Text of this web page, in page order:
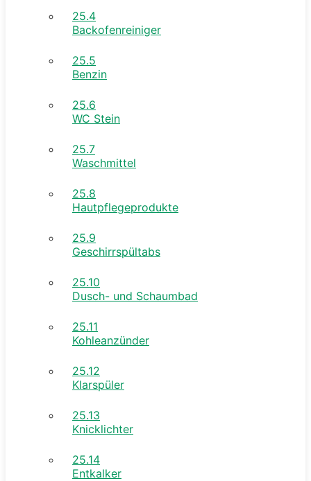
25.4
Backofenreiniger
25.5
Benzin
25.6
WC Stein
25.7
Waschmittel
25.8
Hautpflegeprodukte
25.9
Geschirrspültabs
25.10
Dusch- und Schaumbad
25.11
Kohleanzünder
25.12
Klarspüler
25.13
Knicklichter
25.14
Entkalker